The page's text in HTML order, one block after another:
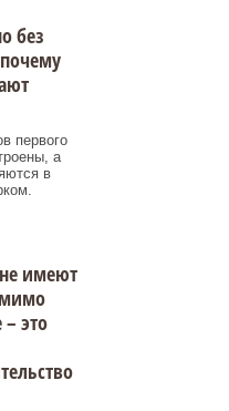
без
первого
а
в
имеют
– это